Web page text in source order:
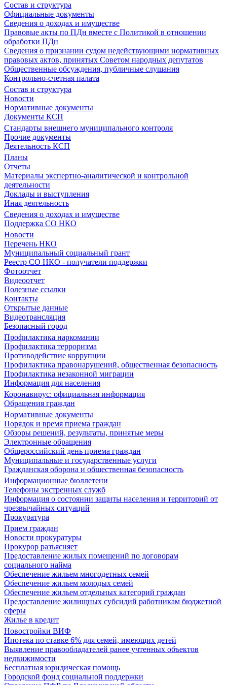
Состав и структура
Официальные документы
Сведения о доходах и имуществе
Правовые акты по ПДн вместе с Политикой в отношении
обработки ПДн
Сведения о признании судом недействующими нормативных
правовых актов, принятых Советом народных депутатов
Общественные обсуждения, публичные слушания
Контрольно-счетная палата
Состав и структура
Новости
Нормативные документы
Документы КСП
Стандарты внешнего муниципального контроля
Прочие документы
Деятельность КСП
Планы
Отчеты
Материалы экспертно-аналитической и контрольной
деятельности
Доклады и выступления
Иная деятельность
Сведения о доходах и имуществе
Поддержка СО НКО
Новости
Перечень НКО
Муниципальный социальный грант
Реестр СО НКО - получатели поддержки
Фотоотчет
Видеоотчет
Полезные ссылки
Контакты
Открытые данные
Видеотрансляция
Безопасный город
Профилактика наркомании
Профилактика терроризма
Противодействие коррупции
Профилактика правонарушений, общественная безопасность
Профилактика незаконной миграции
Информация для населения
Коронавирус: официальная информация
Обращения граждан
Нормативные документы
Порядок и время приема граждан
Обзоры решений, результаты, принятые меры
Электронные обращения
Общероссийский день приема граждан
Муниципальные и государственные услуги
Гражданская оборона и общественная безопасность
Информационные бюллетени
Телефоны экстренных служб
Информация о состоянии защиты населения и территорий от
чрезвычайных ситуаций
Прокуратура
Прием граждан
Новости прокуратуры
Прокурор разъясняет
Предоставление жилых помещений по договорам
социального найма
Обеспечение жильем многодетных семей
Обеспечение жильем молодых семей
Обеспечение жильем отдельных категорий граждан
Предоставление жилищных субсидий работникам бюджетной
сферы
Жилье в кредит
Новостройки ВИФ
Ипотека по ставке 6% для семей, имеющих детей
Выявление правообладателей ранее учтенных объектов
недвижимости
Бесплатная юридическая помощь
Городской фонд социальной поддержки